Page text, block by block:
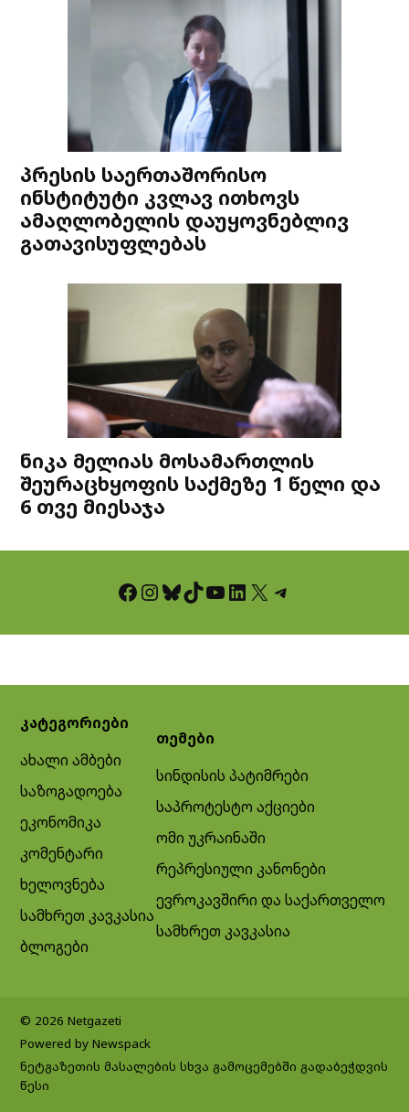
პრესის საერთაშორისო
ინსტიტუტი კვლავ ითხოვს
ამაღლობელის დაუყოვნებლივ
გათავისუფლებას
ნიკა მელიას მოსამართლის
შეურაცხყოფის საქმეზე 1 წელი და
6 თვე მიესაჯა
Facebook InstagramBluesky TikTok YouTube LinkedIn X Telegram
კატეგორიები
ახალი ამბები
საზოგადოება
ეკონომიკა
კომენტარი
ხელოვნება
სამხრეთ კავკასია
ბლოგები
თემები
სინდისის პატიმრები
საპროტესტო აქციები
ომი უკრაინაში
რეპრესიული კანონები
ევროკავშირი და საქართველო
სამხრეთ კავკასია
© 2026 Netgazeti
Powered by Newspack
ნეტგაზეთის მასალების სხვა გამოცემებში გადაბეჭდვის
წესი